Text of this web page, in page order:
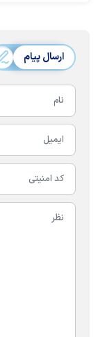
ارسال پیام